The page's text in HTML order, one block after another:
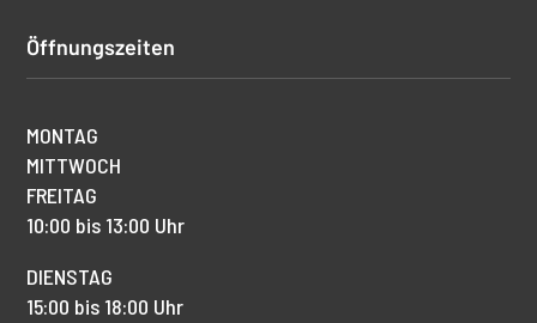
Öffnungszeiten
MONTAG
MITTWOCH
FREITAG
10:00 bis 13:00 Uhr
DIENSTAG
15:00 bis 18:00 Uhr